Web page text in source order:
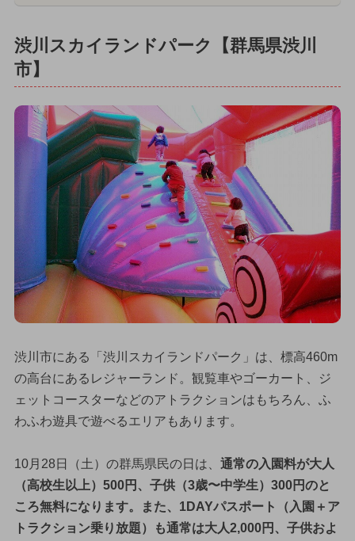
渋川スカイランドパーク【群馬県渋川
市】
渋川市にある「渋川スカイランドパーク」は、標高460m
の高台にあるレジャーランド。観覧車やゴーカート、ジ
ェットコースターなどのアトラクションはもちろん、ふ
わふわ遊具で遊べるエリアもあります。
10月28日（土）の群馬県民の日は、 通常の入園料が大人
（高校生以上）500円、子供（3歳〜中学生）300円のと
ころ無料になります。また、1DAYパスポート（入園＋ア
トラクション乗り放題）も通常は大人2,000円、子供およ